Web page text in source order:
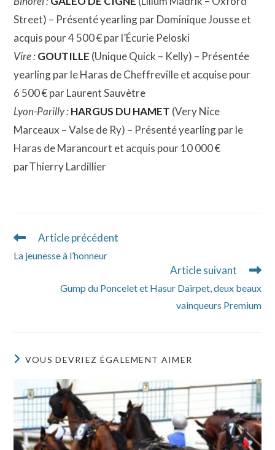
Street) – Présenté yearling par Dominique Jousse et
acquis pour 4 500 € par l’Écurie Peloski
Vire :GOUTILLE (Unique Quick – Kelly) – Présentée
yearling par le Haras de Cheffreville et acquise pour
6 500 € par Laurent Sauvètre
Lyon-Parilly :HARGUS DU HAMET (Very Nice
Marceaux – Valse de Ry) – Présenté yearling par le
Haras de Marancourt et acquis pour 10 000 €
parThierry Lardillier
Read
articles
Article précédent
La jeunesse à l’honneur
Article suivant
Gump du Poncelet et Hasur Dairpet, deux beaux
vainqueurs Premium
VOUS DEVRIEZ ÉGALEMENT AIMER